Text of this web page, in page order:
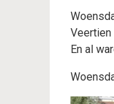
En al